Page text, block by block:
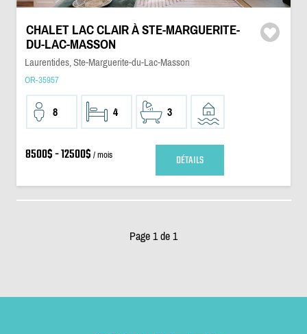
CHALET LAC CLAIR À STE-MARGUERITE-
DU-LAC-MASSON
Laurentides, Ste-Marguerite-du-Lac-Masson
OR-35957
8 4 3
8500$ - 12500$ / mois DÉTAILS
Page 1 de 1